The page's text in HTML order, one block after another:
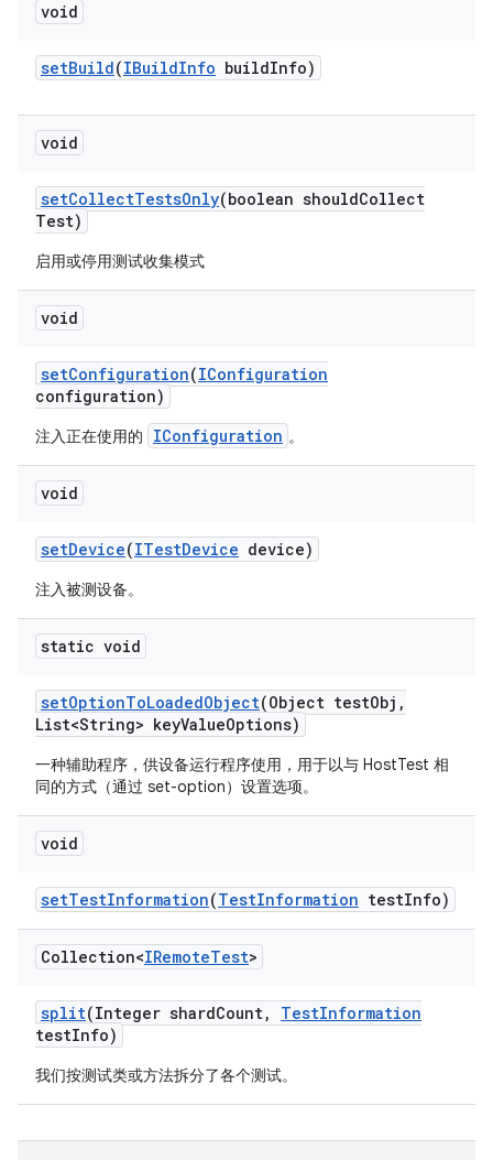
void
setBuild(IBuildInfo buildInfo)
void
setCollectTestsOnly(boolean shouldCollect
Test)
启用或停用测试收集模式
void
setConfiguration(IConfiguration
configuration)
注入正在使用的 IConfiguration 。
void
setDevice(ITestDevice device)
注入被测设备。
static void
setOptionToLoadedObject(Object testObj ,
List<String> keyValueOptions)
一种辅助程序，供设备运行程序使用，用于以与 HostTest 相
同的方式（通过 set-option）设置选项。
void
setTestInformation(TestInformation testInfo)
Collection<IRemoteTest>
split(Integer shardCount, TestInformation
testInfo)
我们按测试类或方法拆分了各个测试。